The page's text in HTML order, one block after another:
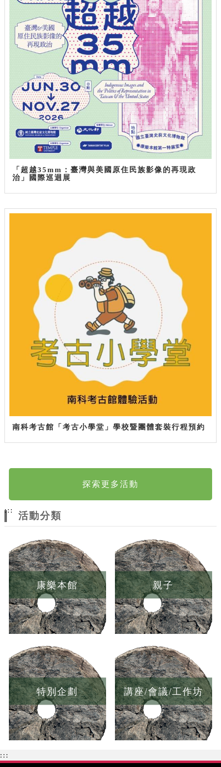
「超越35mm：臺灣與美國原住民族影像的再現政
治」國際巡迴展
南科考古館「考古小學堂」學校暨團體套裝行程預約
探索更多活動
:::
活動分類
康樂本館 親子
特別企劃 講座/會議/工作坊
:::